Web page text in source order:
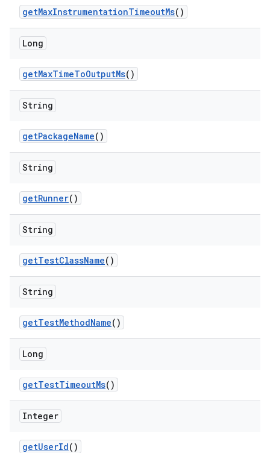
getMaxInstrumentationTimeoutMs()
Long
getMaxTimeToOutputMs()
String
getPackageName()
String
getRunner()
String
getTestClassName()
String
getTestMethodName()
Long
getTestTimeoutMs()
Integer
getUserId()